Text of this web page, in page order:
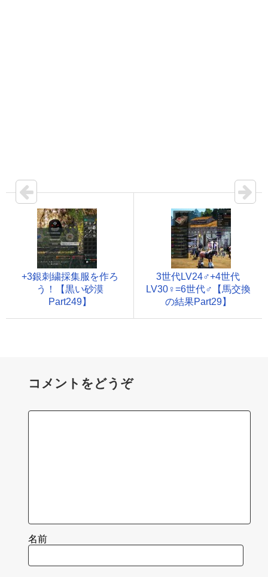
+3銀刺繍採集服を作ろ
う！【黒い砂漠
Part249】
3世代LV24♂+4世代
LV30♀=6世代♂【馬交換
の結果Part29】
コメントをどうぞ
名前